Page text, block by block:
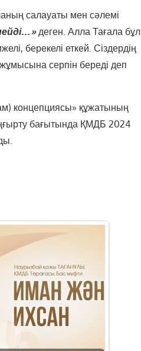
салауаты мен сәлемі
деген. Алла Тағала бұл
берекелі еткей. Сіздердің
серпін береді деп
концепциясы» құжатының
бағытында ҚМДБ 2024